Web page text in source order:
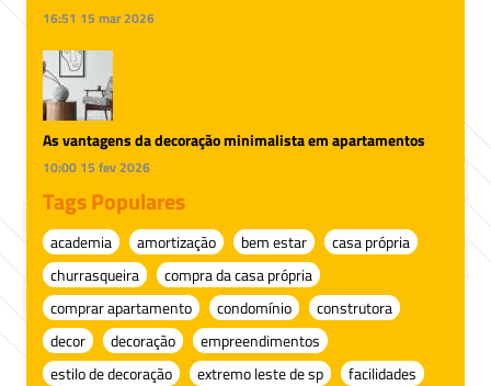
16:51 15 mar 2026
As vantagens da decoração minimalista em apartamentos
10:00 15 fev 2026
Tags Populares
academia amortização bem estar
casa própria
churrasqueira
compra da casa própria
comprar apartamento
condomínio
construtora
decor
decoração
empreendimentos
estilo de decoração
extremo leste de sp
facilidades